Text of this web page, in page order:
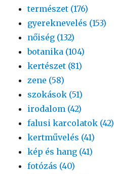
természet (176)
gyereknevelés (153)
nőiség (132)
botanika (104)
kertészet (81)
zene (58)
szokások (51)
irodalom (42)
falusi karcolatok (42)
kertművelés (41)
kép és hang (41)
fotózás (40)